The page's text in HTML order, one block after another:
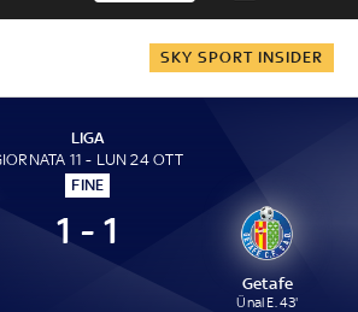
SKY SPORT INSIDER
LIGA
11 - LUN 24 OTT
FINE
1 - 1
Getafe
Ünal E. 43'